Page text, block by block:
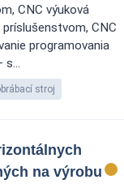
CNC výuková
CNC
programovania
s...
stroj
na výrobu